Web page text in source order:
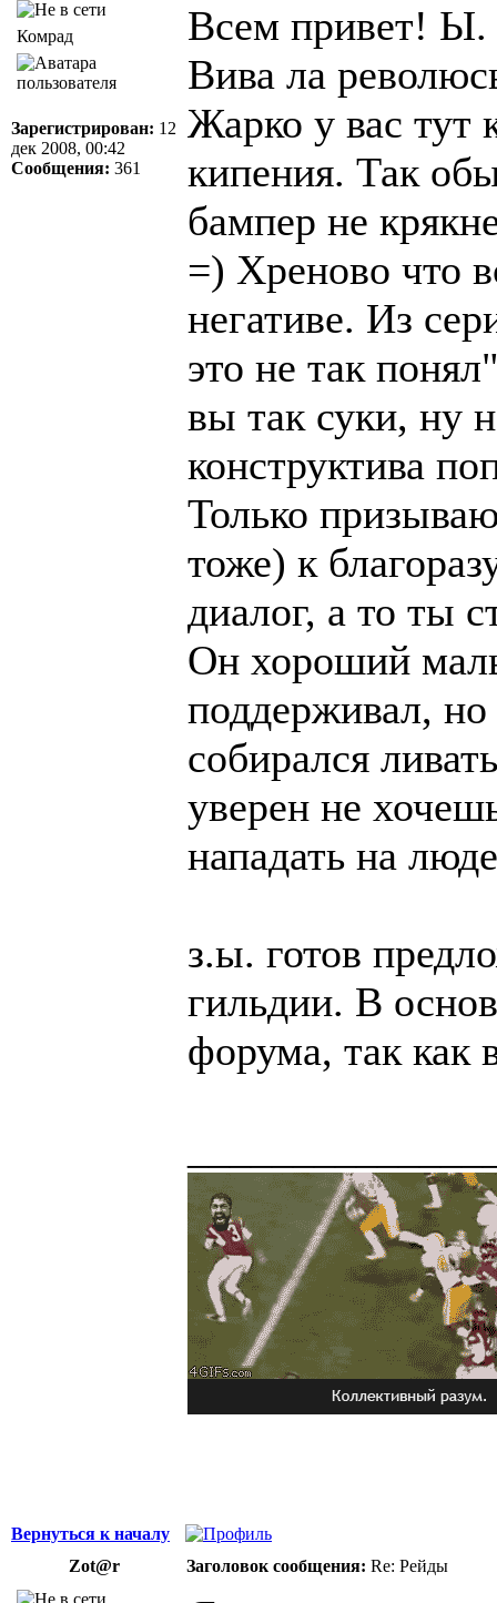
Комрад
Зарегистрирован: 12
дек 2008, 00:42
Сообщения: 361
Всем привет! Ы.
Вива ла
Жарко у вас тут
кипения. Так
бампер не
=) Хреново что
негативе. Из
это не так
вы так суки, ну
конструктива
Только
тоже) к
диалог, а то ты
Он хороший
поддерживал,
собирался
уверен не
нападать на
з.ы. готов
гильдии. В
форума, так как
Вернуться к началу
Zot@r
Заголовок сообщения: Re: Рейды